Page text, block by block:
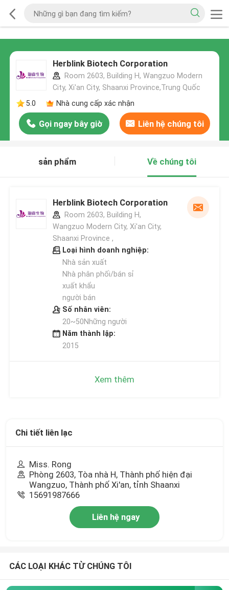
Herblink Biotech Corporation
Room 2603, Building H, Wangzuo Modern
City, Xi'an City, Shaanxi Province,Trung Quốc
5.0
Nhà cung cấp xác nhận
Gọi ngay bây giờ Liên hệ chúng tôi
sản phẩm Về chúng tôi
Herblink Biotech Corporation
Room 2603, Building H,
Wangzuo Modern City, Xi'an City,
Shaanxi Province ,
Loại hình doanh nghiệp:
Nhà sản xuất
Nhà phân phối/bán sỉ
xuất khẩu
người bán
Số nhân viên:
20~50Những người
Năm thành lập:
2015
Xem thêm
Chi tiết liên lạc
Miss. Rong
Phòng 2603, Tòa nhà H, Thành phố hiện đại
Wangzuo, Thành phố Xi'an, tỉnh Shaanxi
15691987666
Liên hệ ngay
CÁC LOẠI KHÁC TỪ CHÚNG TÔI